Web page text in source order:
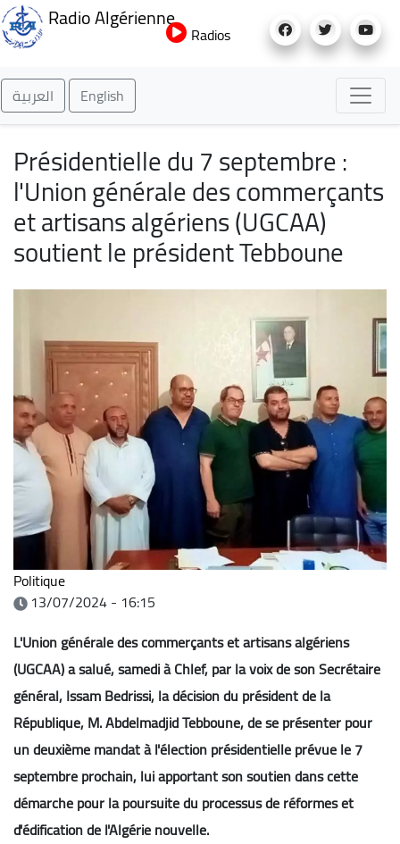
au
Radio Algérienne
Radios
العربية English
Présidentielle du 7 septembre :
l'Union générale des commerçants
et artisans algériens (UGCAA)
soutient le président Tebboune
Politique
13/07/2024 - 16:15
L'Union générale des commerçants et artisans algériens
(UGCAA) a salué, samedi à Chlef, par la voix de son Secrétaire
général, Issam Bedrissi, la décision du président de la
République, M. Abdelmadjid Tebboune, de se présenter pour
un deuxième mandat à l'élection présidentielle prévue le 7
septembre prochain, lui apportant son soutien dans cette
démarche pour la poursuite du processus de réformes et
d'édification de l'Algérie nouvelle.